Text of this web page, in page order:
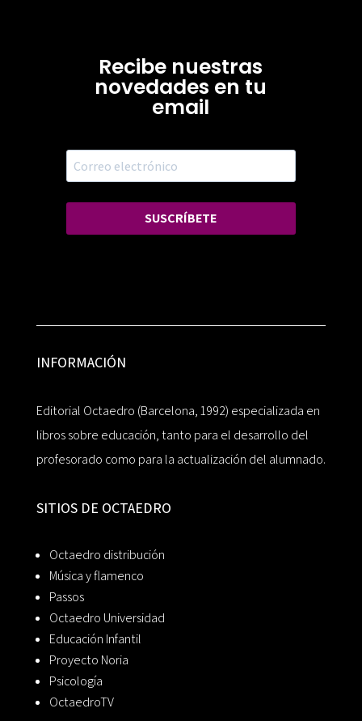
Recibe nuestras
novedades en tu
email
SUSCRÍBETE
INFORMACIÓN
Editorial Octaedro (Barcelona, 1992) especializada en
libros sobre educación, tanto para el desarrollo del
profesorado como para la actualización del alumnado.
SITIOS DE OCTAEDRO
Octaedro distribución
Música y flamenco
Passos
Octaedro Universidad
Educación Infantil
Proyecto Noria
Psicología
OctaedroTV